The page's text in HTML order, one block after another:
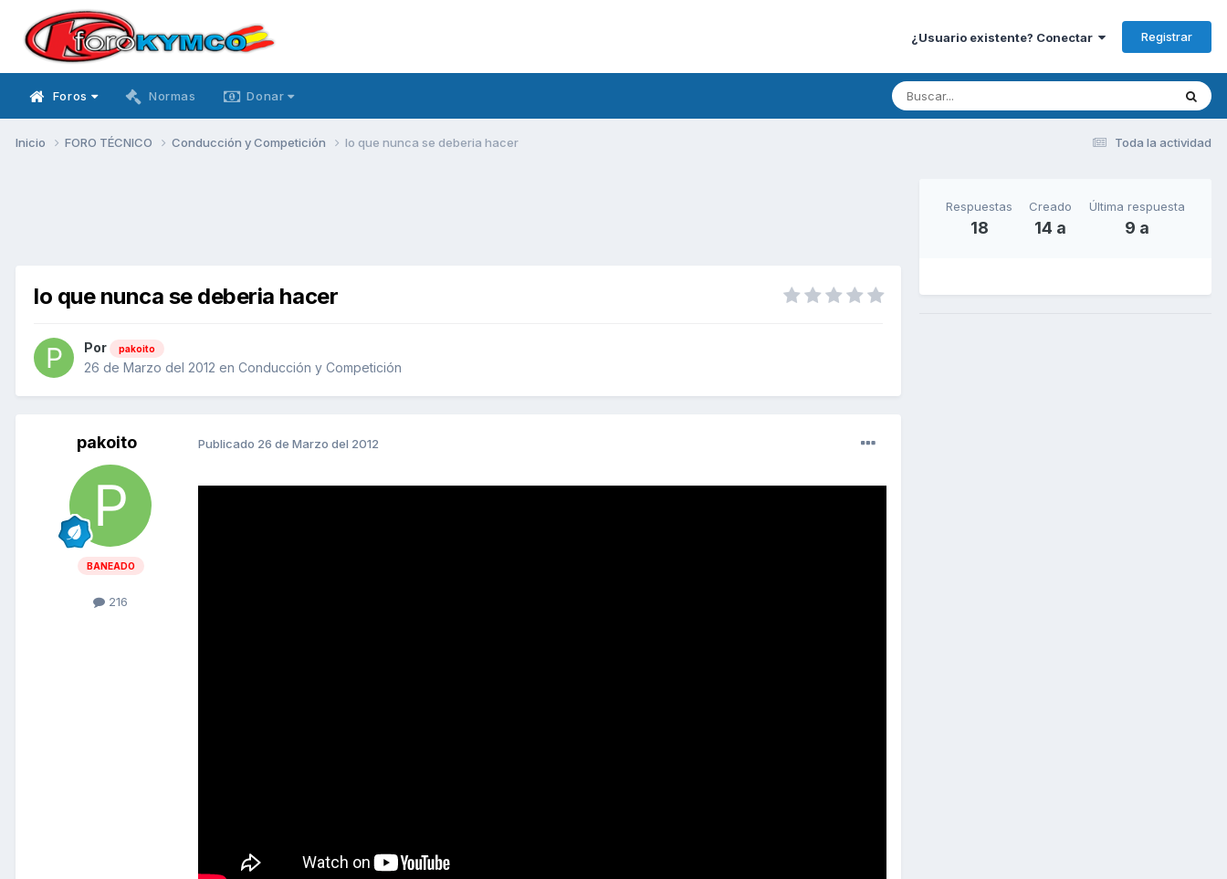
¿Usuario existente? Conectar Registrar
Foros Normas Donar
Toda la actividad
Inicio FORO TÉCNICO Conducción y Competición lo que nunca se deberia hacer
lo que nunca se deberia hacer
Por pakoito
26 de Marzo del 2012 en Conducción y Competición
pakoito
BANEADO
216
Publicado 26 de Marzo del 2012
Respuestas
18
Creado
14 a
Última respuesta
9 a